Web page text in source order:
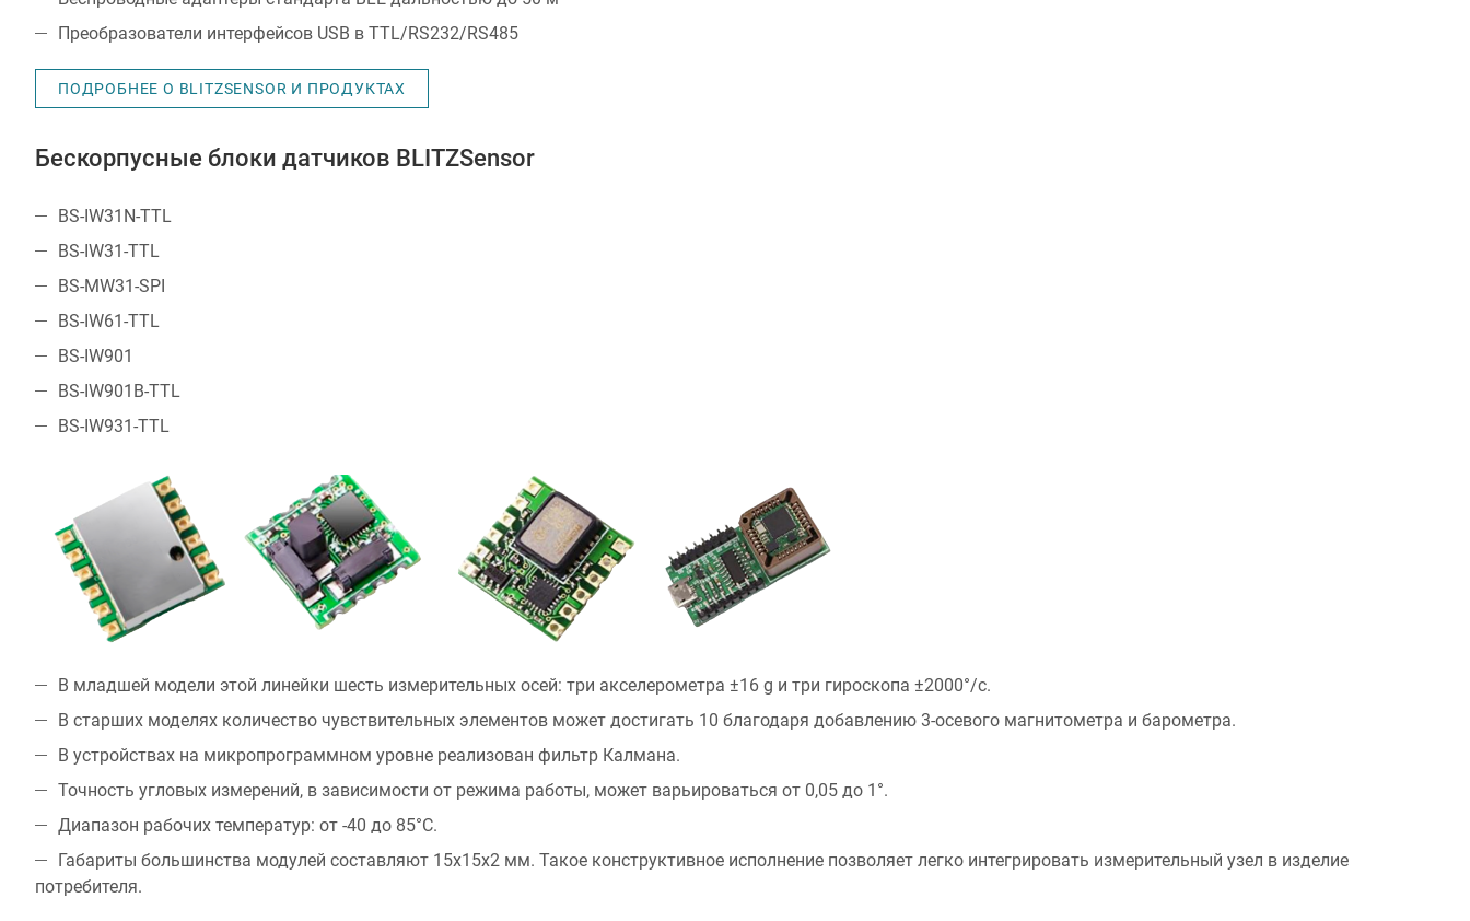
Преобразователи интерфейсов USB в TTL/RS232/RS485
ПОДРОБНЕЕ О BLITZSENSOR И ПРОДУКТАХ
Бескорпусные блоки датчиков BLITZSensor
BS-IW31N-TTL
BS-IW31-TTL
BS-MW31-SPI
BS-IW61-TTL
BS-IW901
BS-IW901B-TTL
BS-IW931-TTL
В младшей модели этой линейки шесть измерительных осей: три акселерометра ±16 g и три гироскопа ±2000°/с.
В старших моделях количество чувствительных элементов может достигать 10 благодаря добавлению 3-осевого магнитометра и барометра.
В устройствах на микропрограммном уровне реализован фильтр Калмана.
Точность угловых измерений, в зависимости от режима работы, может варьироваться от 0,05 до 1°.
Диапазон рабочих температур: от -40 до 85°C.
Габариты большинства модулей составляют 15х15х2 мм. Такое конструктивное исполнение позволяет легко интегрировать измерительный узел в изделие
потребителя.